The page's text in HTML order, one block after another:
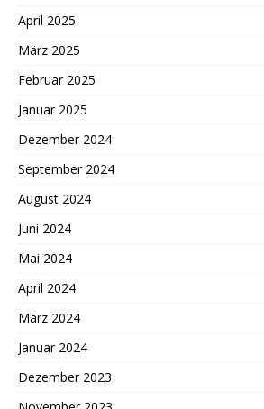
April 2025
März 2025
Februar 2025
Januar 2025
Dezember 2024
September 2024
August 2024
Juni 2024
Mai 2024
April 2024
März 2024
Januar 2024
Dezember 2023